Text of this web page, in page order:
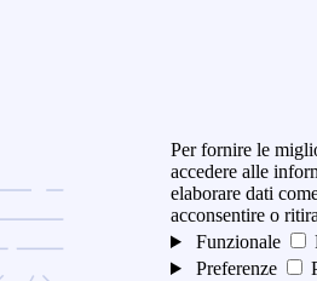
Per fornire le
accedere alle
elaborare dati
acconsentire o
Funzionale
Preferenze